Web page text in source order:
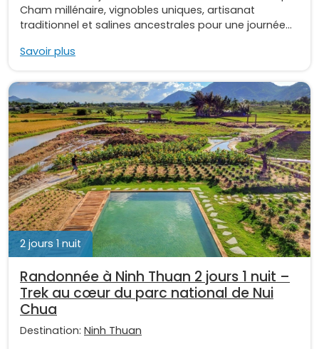
Cham millénaire, vignobles uniques, artisanat
traditionnel et salines ancestrales pour une journée...
Savoir plus
2 jours 1 nuit
Randonnée à Ninh Thuan 2 jours 1 nuit –
Trek au cœur du parc national de Nui
Chua
Destination: Ninh Thuan